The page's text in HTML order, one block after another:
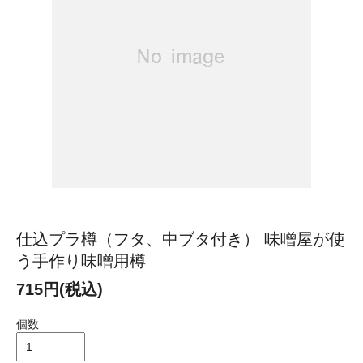
仕込プラ樽（フタ、中ブタ付き） 味噌屋が使
う手作り味噌用樽
715円(税込)
個数